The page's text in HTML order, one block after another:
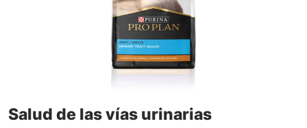
Salud de las vías urinarias